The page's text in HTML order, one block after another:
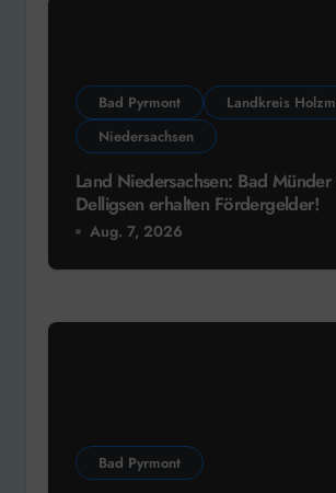
Bad Pyrmont
Landkreis
Niedersachsen
Land Niedersachsen: Bad
Delligsen erhalten Fördergelder!
Aug. 7, 2026
Bad Pyrmont